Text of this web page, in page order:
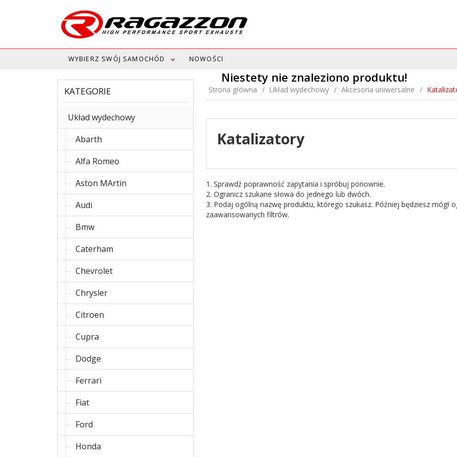
WYBIERZ SWÓJ SAMOCHÓD NOWOŚCI
KATEGORIE
Układ wydechowy
Abarth
Alfa Romeo
Aston MArtin
Audi
Bmw
Caterham
Chevrolet
Chrysler
Citroen
Cupra
Dodge
Ferrari
Fiat
Ford
Honda
Strona główna Układ wydechowy Akcesoria uniwersalne
Katalizatory
Niestety nie znaleziono produktu!
1. Sprawdź poprawność zapytania i spróbuj ponownie.
2. Ogranicz szukane słowa do jednego lub dwóch.
3. Podaj ogólną nazwę produktu, którego szukasz. Później będziesz mógł
zaawansowanych filtrów.